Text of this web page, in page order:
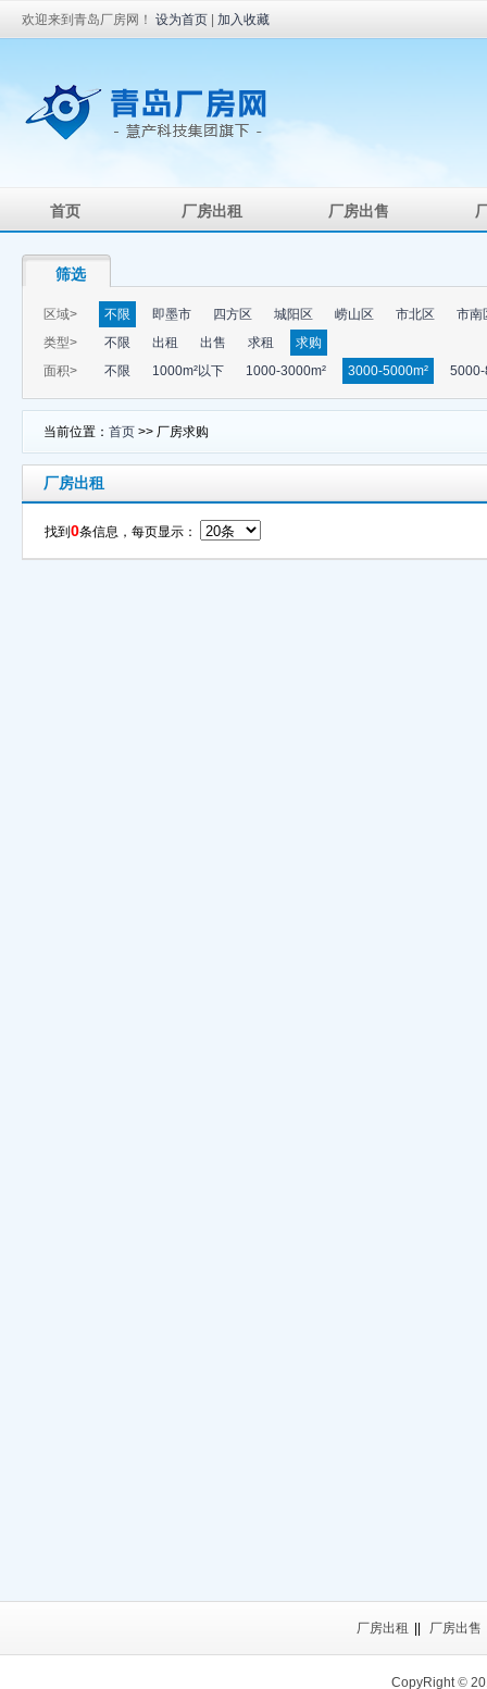
欢迎来到青岛厂房网！ 设为首页 加入收藏
首页 厂房出租 厂房出售
筛选
区域> 不限 即墨市 四方区 城阳区 崂山区 市北区
市南
类型>
不限 出租 出售 求租
求购
面积>
不限 1000m²以下 1000-3000m² 3000-5000m² 5000-
当前位置： 首页 >> 厂房求购
厂房出租
找到 0条信息，每页显示：
厂房出租 厂房出售
CopyRight©